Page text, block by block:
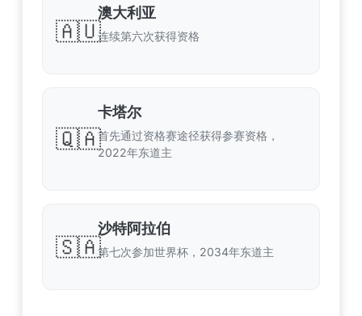
🇦🇺
澳大利亚
连续第六次获得资格
🇶🇦
卡塔尔
首先通过资格赛途径获得参赛资格，
2022年东道主
🇸🇦
沙特阿拉伯
第七次参加世界杯，2034年东道主